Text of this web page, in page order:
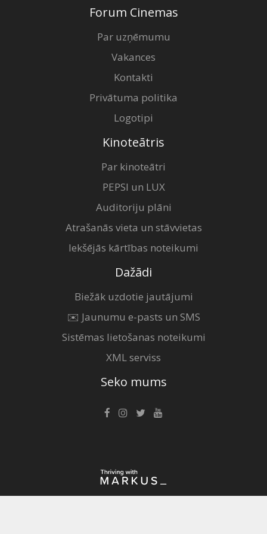
Forum Cinemas
Par uzņēmumu
Vakances
Kontakti
Privātuma politika
Logotipi
Kinoteātris
Par kinoteātri
PEPSI un LUX
Auditoriju plāni
Atrašanās vieta un stāvvietas
Iekšējās kārtības noteikumi
Dažādi
Biežāk uzdotie jautājumi
✉️ Jaunumu e-pasts un SMS
Sistēmas lietošanas noteikumi
XML serviss
Seko mums